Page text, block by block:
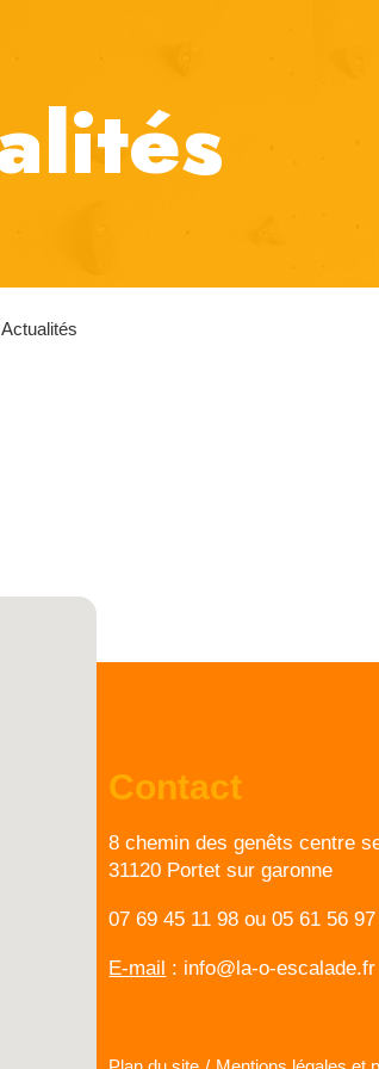
Actualités
Contact
8 chemin des genêts centre
31120 Portet sur garonne
07 69 45 11 98 ou05 61 56
E-mail : info@la-o-escalade.fr